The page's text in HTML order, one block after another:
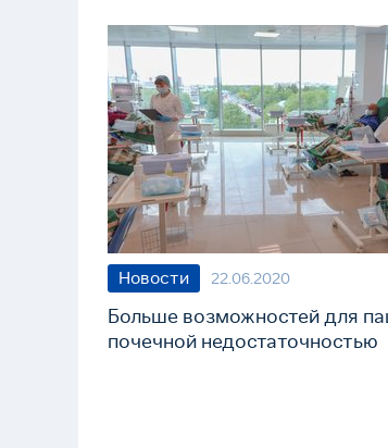
Новости 22.06.2020
Больше возможностей для
почечной недостаточностью